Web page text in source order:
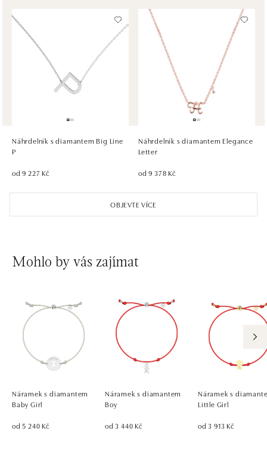
HALADA OC Avion, Bratislava
Ivanská cesta 16, 821 04 Bratislava
tel.: +421 917 090 372
dnes otevřeno od 10:00
Pribinova 8, 811 09 Bratislava
dnes otevřeno od 10:00
OBJEVTE VÍCE
Náhrdelník s diamantem Big Line
P
od 9 227 Kč
Náhrdelník s diamantem Elegance
Letter
od 9 378 Kč
Mohlo by vás zajímat
Náramek s diamantem
Baby Girl
od 5 240 Kč
Náramek s diamantem
Boy
od 3 440 Kč
Náramek s
Little Girl
od 3 913 Kč